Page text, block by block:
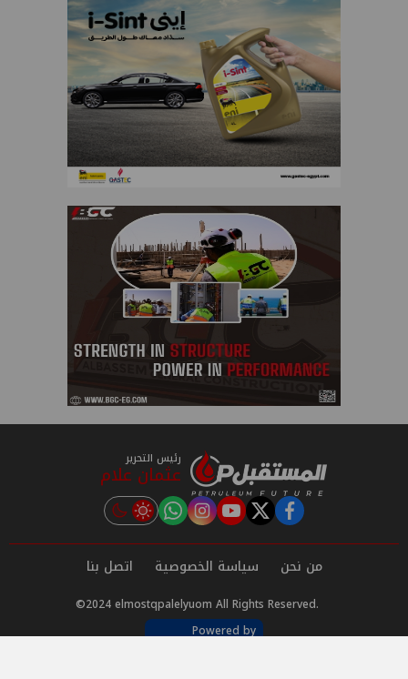
رئيس التحرير
عثمان علام
facebook
twitter
youtube
instagram
tiktok
من نحن سياسة الخصوصية اتصل بنا
©2024 elmostqpalelyuom All Rights Reserved.
Powered by